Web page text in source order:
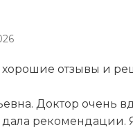
работы.
сделала всё, что
действовала
отзывы и
Доктор очень
рекомендации.